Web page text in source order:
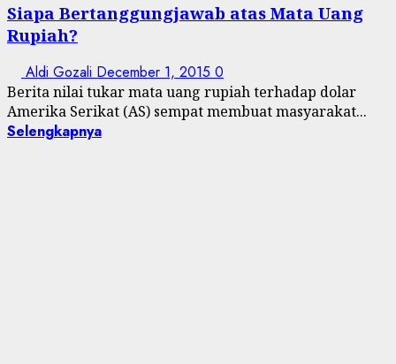
Siapa Bertanggungjawab atas Mata Uang
Rupiah?
Aldi Gozali December 1, 2015 0
Berita nilai tukar mata uang rupiah terhadap dolar
Amerika Serikat (AS) sempat membuat masyarakat...
Selengkapnya